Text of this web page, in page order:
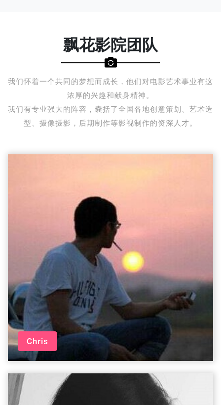
飘花影院团队
我们怀着一个共同的梦想而成长，他们对电影艺术事业有这
浓厚的兴趣和献身精神。
我们有专业强大的阵容，囊括了全国各地创意策划、艺术造
型、摄像摄影，后期制作等影视制作的资深人才。
Chris